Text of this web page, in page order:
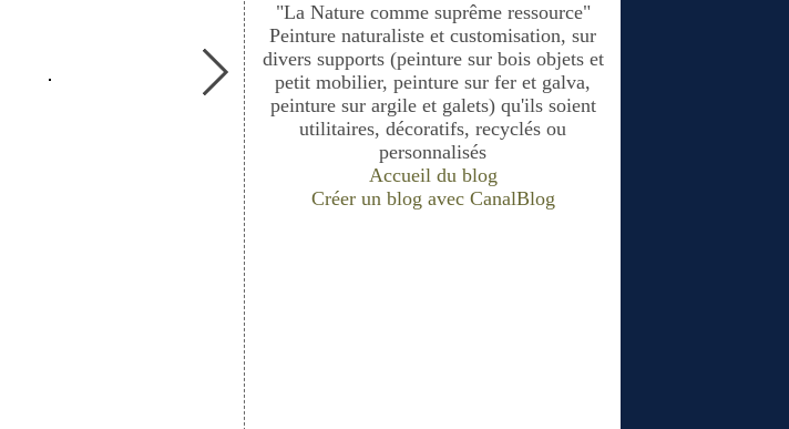
"La Nature comme suprême ressource"
Peinture naturaliste et customisation, sur
divers supports (peinture sur bois objets et
petit mobilier, peinture sur fer et galva,
peinture sur argile et galets) qu'ils soient
utilitaires, décoratifs, recyclés ou
personnalisés
Accueil du blog
Créer un blog avec CanalBlog